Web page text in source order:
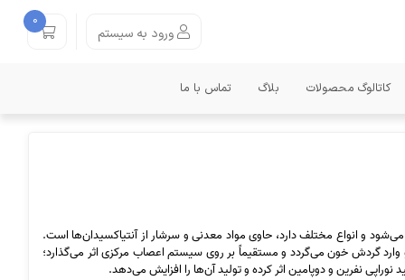
ورود به سیستم
0
کاتالوگ محصولات بلاگ تماس با ما
و انواع مختلف دارد، حاوی مواد معدنی و سرشار از آنتیاکسیدان‌ها است.
گردش خون می‌گردد و مستقیماً بر روی سیستم اعصاب مرکزی اثر می‌گذارد؛
نفرین و دوپامین اثر کرده و تولید آن‌ها را افزایش می‌دهد.